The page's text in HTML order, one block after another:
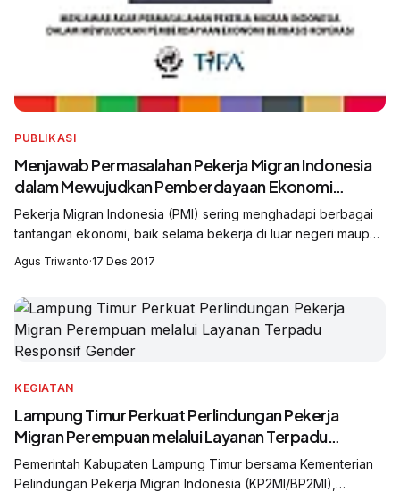
PUBLIKASI
Menjawab Permasalahan Pekerja Migran Indonesia
dalam Mewujudkan Pemberdayaan Ekonomi
Berbasis Koperasi
Pekerja Migran Indonesia (PMI) sering menghadapi berbagai
tantangan ekonomi, baik selama bekerja di luar negeri maupun
ekonomi berbasis koperasi...
Agus Triwanto·17 Des 2017
KEGIATAN
Lampung Timur Perkuat Perlindungan Pekerja
Migran Perempuan melalui Layanan Terpadu
Responsif Gender
Pemerintah Kabupaten Lampung Timur bersama Kementerian
Pelindungan Pekerja Migran Indonesia (KP2MI/BP2MI),